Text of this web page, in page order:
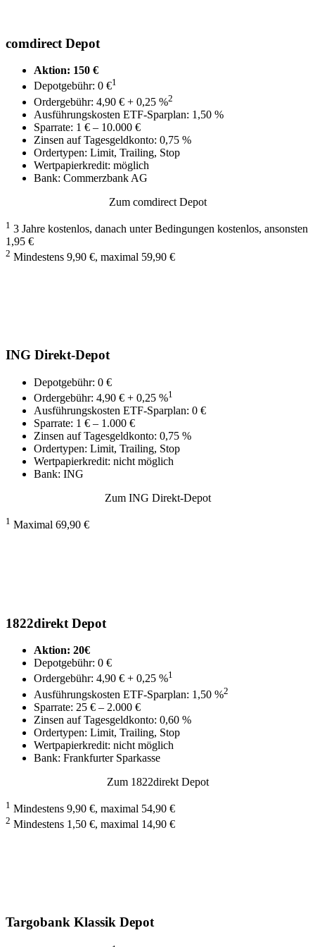
comdirect Depot
Aktion: 150 €
Depotgebühr: 0 €1
Ordergebühr: 4,90 € + 0,25 %2
Ausführungskosten ETF-Sparplan: 1,50 %
Sparrate: 1 € – 10.000 €
Zinsen auf Tagesgeldkonto: 0,75 %
Ordertypen: Limit, Trailing, Stop
Wertpapierkredit: möglich
Bank: Commerzbank AG
Zum comdirect Depot
1 3 Jahre kostenlos, danach unter Bedingungen kostenlos, ansonsten
1,95 €
2 Mindestens 9,90 €, maximal 59,90 €
ING Direkt-Depot
Depotgebühr: 0 €
Ordergebühr: 4,90 € + 0,25 %1
Ausführungskosten ETF-Sparplan: 0 €
Sparrate: 1 € – 1.000 €
Zinsen auf Tagesgeldkonto: 0,75 %
Ordertypen: Limit, Trailing, Stop
Wertpapierkredit: nicht möglich
Bank: ING
Zum ING Direkt-Depot
1 Maximal 69,90 €
1822direkt Depot
Aktion: 20€
Depotgebühr: 0 €
Ordergebühr: 4,90 € + 0,25 %1
Ausführungskosten ETF-Sparplan: 1,50 %2
Sparrate: 25 € – 2.000 €
Zinsen auf Tagesgeldkonto: 0,60 %
Ordertypen: Limit, Trailing, Stop
Wertpapierkredit: nicht möglich
Bank: Frankfurter Sparkasse
Zum 1822direkt Depot
1 Mindestens 9,90 €, maximal 54,90 €
2 Mindestens 1,50 €, maximal 14,90 €
Targobank Klassik Depot